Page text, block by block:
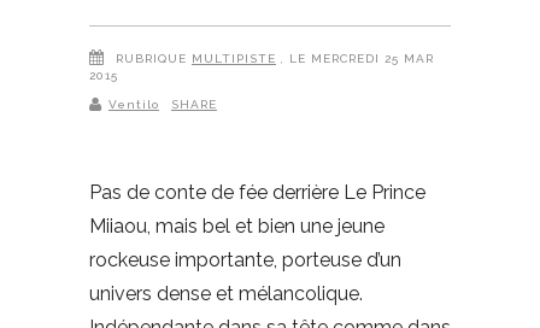
RUBRIQUE MULTIPISTE
, LE MERCREDI 25 MAR
2015
Ventilo SHARE
Pas de conte de fée derrière Le Prince
Miiaou, mais bel et bien une jeune
rockeuse importante, porteuse d’un
univers dense et mélancolique.